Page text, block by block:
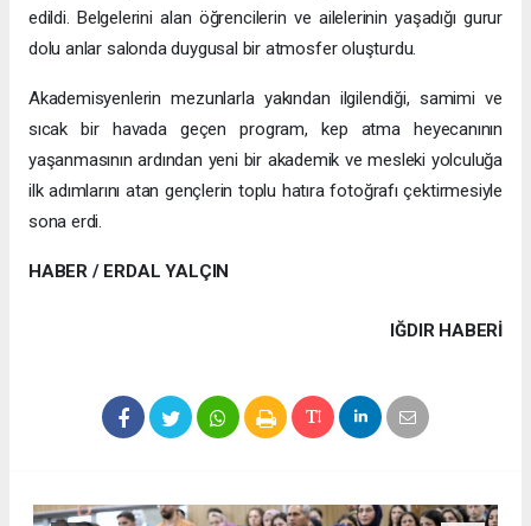
edildi. Belgelerini alan öğrencilerin ve ailelerinin yaşadığı gurur
dolu anlar salonda duygusal bir atmosfer oluşturdu.
Akademisyenlerin mezunlarla yakından ilgilendiği, samimi ve
sıcak bir havada geçen program, kep atma heyecanının
yaşanmasının ardından yeni bir akademik ve mesleki yolculuğa
ilk adımlarını atan gençlerin toplu hatıra fotoğrafı çektirmesiyle
sona erdi.
HABER / ERDAL YALÇIN
IĞDIR HABERİ